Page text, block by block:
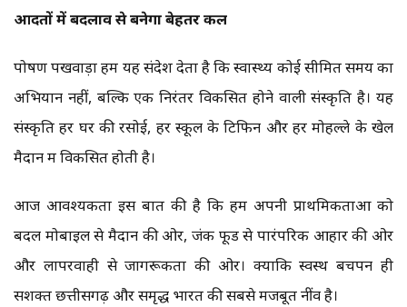
आदतों में बदलाव से बनेगा बेहतर कल
पोषण पखवाड़ा हमें यह संदेश देता है कि स्वास्थ्य कोई सीमित समय का
अभियान नहीं, बल्कि एक निरंतर विकसित होने वाली संस्कृति है। यह
संस्कृति हर घर की रसोई, हर स्कूल के टिफिन और हर मोहल्ले के खेल
मैदान में विकसित होती है।
आज आवश्यकता इस बात की है कि हम अपनी प्राथमिकताओं को
बदलें मोबाइल से मैदान की ओर, जंक फूड से पारंपरिक आहार की ओर
और लापरवाही से जागरूकता की ओर। क्योंकि स्वस्थ बचपन ही
सशक्त छत्तीसगढ़ और समृद्ध भारत की सबसे मजबूत नींव है।